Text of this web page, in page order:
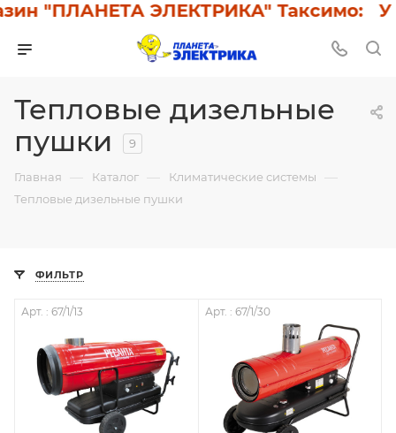
"ПЛАНЕТА ЭЛЕКТРИКА" Таксимо: У
Тепловые дизельные
пушки
9
Главная — Каталог — Климатические системы —
Тепловые дизельные пушки
ФИЛЬТР
Арт. : 67/1/13 Арт. : 67/1/30